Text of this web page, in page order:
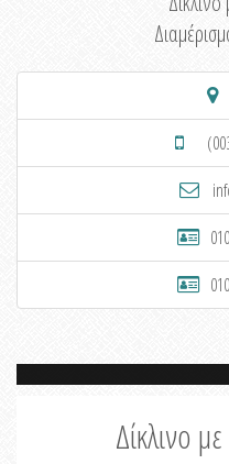
Δίκλινο